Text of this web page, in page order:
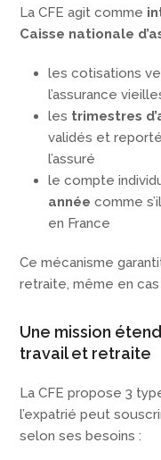
La CFE agit comme
Caisse nationale
les cotisations
l’assurance
les trimestres
validés et
l’assuré
le compte
année comme
en France
Ce mécanisme
retraite, même en
Une mission
travail et retraite
La CFE propose 3
l’expatrié peut
selon ses besoins :